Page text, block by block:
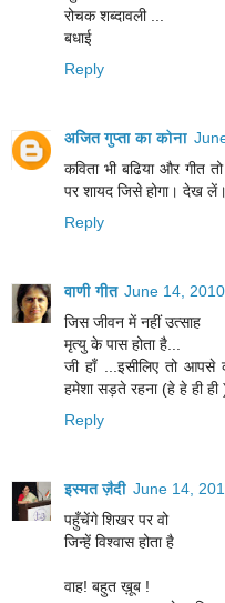
रोचक शब्दावली ...
बधाई
Reply
अजित गुप्ता का कोना
कविता भी बढिया और गीत
पर शायद जिसे होगा। देख लें।
Reply
वाणी गीत June 14,
जिस जीवन में नहीं उत्साह
मृत्यु के पास होता है...
जी हाँ ...इसीलिए तो आपसे
हमेशा सड़ते रहना (हे हे ही ही
Reply
इस्मत ज़ैदी June 14,
पहुँचेंगे शिखर पर वो
जिन्हें विश्वास होता है
वाह! बहुत ख़ूब !